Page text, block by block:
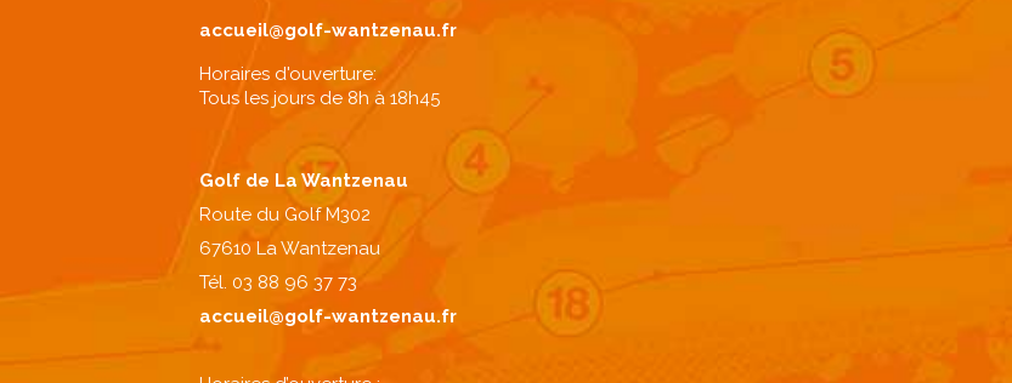
accueil@golf-wantzenau.fr
Horaires d'ouverture:
Tous les jours de 8h à 18h45
Golf de La Wantzenau
Route du Golf M302
67610 La Wantzenau
Tél. 03 88 96 37 73
accueil@golf-wantzenau.fr